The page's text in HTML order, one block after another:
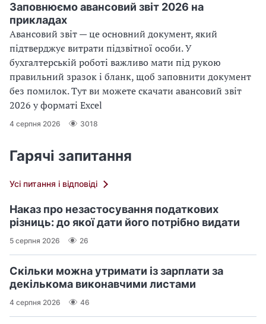
Заповнюємо авансовий звіт 2026 на
прикладах
Авансовий звіт — це основний документ, який
підтверджує витрати підзвітної особи. У
бухгалтерській роботі важливо мати під рукою
правильний зразок і бланк, щоб заповнити документ
без помилок. Тут ви можете скачати авансовий звіт
2026 у форматі Excel
4 серпня 2026 3018
Гарячі запитання
Усі питання і відповіді
Наказ про незастосування податкових
різниць: до якої дати його потрібно видати
5 серпня 2026 26
Скільки можна утримати із зарплати за
декількома виконавчими листами
4 серпня 2026 46